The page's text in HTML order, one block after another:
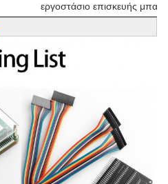
εργοστάσιο επισκευής